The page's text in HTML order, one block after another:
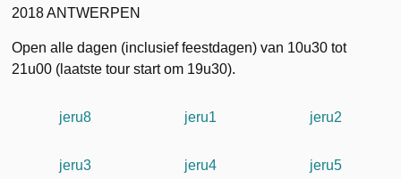
2018 ANTWERPEN
Open alle dagen (inclusief feestdagen) van 10u30 tot
21u00 (laatste tour start om 19u30).
jeru8 jeru1 jeru2
jeru3 jeru4 jeru5